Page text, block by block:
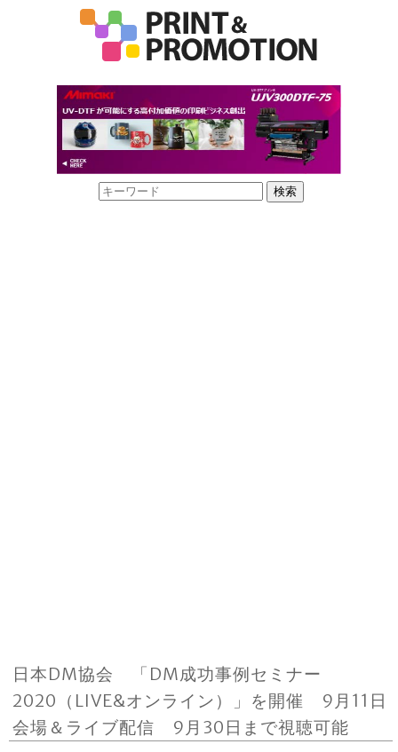
日本DM協会 「DM成功事例セミナー
2020（LIVE&オンライン）」を開催 9月11日
会場＆ライブ配信 9月30日まで視聴可能